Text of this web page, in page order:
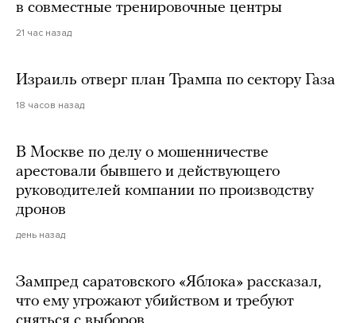
в совместные тренировочные центры
21 час назад
Израиль отверг план Трампа по сектору Газа
18 часов назад
В Москве по делу о мошенничестве
арестовали бывшего и действующего
руководителей компании по производству
дронов
день назад
Зампред саратовского «Яблока» рассказал,
что ему угрожают убийством и требуют